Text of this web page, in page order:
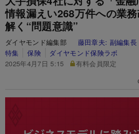
情報漏えい268万件への業
解く“問題意識”
ダイヤモンド編集部 藤田章夫: 副編集長
特集
保険
ダイヤモンド保険ラボ
2025年4月7日 5:15
有料会員限定